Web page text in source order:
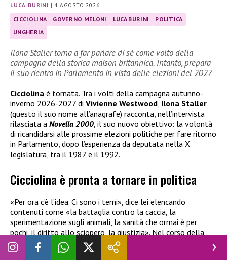
LUCA BURINI |4 AGOSTO 2026
CICCIOLINA GOVERNO MELONI LUCA BURINI
POLITICA
UNGHERIA
Ilona Staller torna a far parlare di sé come volto della
campagna della storica maison britannica. Intanto, prepara
il suo rientro in Parlamento in vista delle elezioni del 2027
Cicciolina è tornata. Tra i volti della campagna autunno-
inverno 2026-2027 di Vivienne Westwood Ilona Staller
(questo il suo nome all’anagrafe) racconta, nell’intervista
rilasciata a Novella 2000 , il suo nuovo obiettivo: la volontà
di ricandidarsi alle prossime elezioni politiche per fare ritorno
in Parlamento, dopo l’esperienza da deputata nella X
legislatura, tra il 1987 e il 1992.
Cicciolina è pronta a tornare in politica
«Per ora c’è l’idea. Ci sono i temi», dice lei elencando
contenuti come «la battaglia contro la caccia, la
sperimentazione sugli animali, la sanità che ormai è per
pochi, il diritto allo sciopero, la giustizia». Nel corso della
lunga chiacchierata sono stati toccati argomenti che
riguardano il passato (quello politico e quello di attrice di